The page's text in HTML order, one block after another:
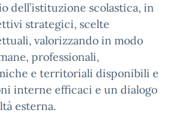
dell’istituzione scolastica, in
strategici, scelte
valorizzando in modo
professionali,
e territoriali disponibili e
interne efficaci e un dialogo
esterna.